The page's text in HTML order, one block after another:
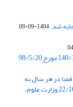
1404-09-09
زمین و فضا در هر سال به
زبان انگلیسی در جلسه کار گروه علوم پایه مورخ 22/10/92 وزارت علوم،